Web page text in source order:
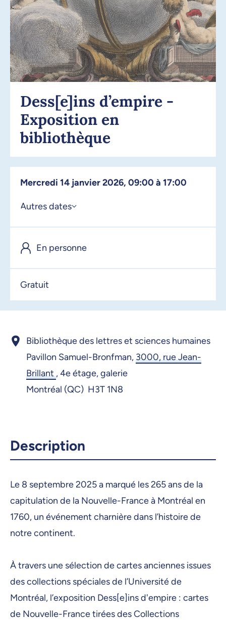
Dess[e]ins d’empire -
Exposition en
bibliothèque
mercredi 14 janvier 2026, 09:00 à 17:00
Autres dates
15 janvier 2026, 09:00
22 janvier 2026, 09:00
23 janvier 2026, 09:00
26 janvier 2026, 09:00
29 janvier 2026, 09:00
2 février 2026, 09:00
3 février 2026, 09:00
4 février 2026, 09:00
6 février 2026, 09:00
9 février 2026, 09:00
10 février 2026, 09:00
En personne
Gratuit
Bibliothèque des lettres et sciences humaines
Pavillon Samuel-Bronfman, 3000, rue Jean-
Brillant ,4e étage, galerie
Montréal (QC) H3T 1N8
Description
Le 8 septembre 2025 a marqué les 265 ans de la
capitulation de la Nouvelle-France à Montréal en
1760, un événement charnière dans l’histoire de
notre continent.
À travers une sélection de cartes anciennes issues
des collections spéciales de l’Université de
Montréal, l’exposition Dess[e]ins d'empire : cartes
de Nouvelle-France tirées des Collections